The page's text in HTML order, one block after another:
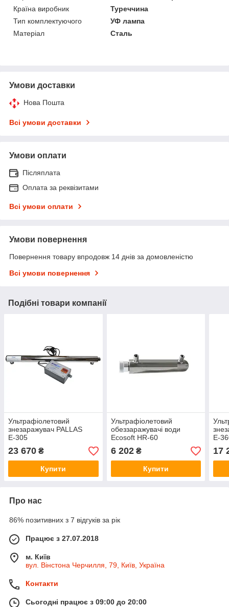
Країна виробник
Туреччина
Тип комплектуючого
УФ лампа
Матеріал
Сталь
Умови доставки
Нова Пошта
Всі умови доставки
Умови оплати
Післяплата
Оплата за реквізитами
Всі умови оплати
Умови повернення
Повернення товару впродовж 14 днів за домовленістю
Всі умови повернення
Подібні товари компанії
Ультрафіолетовий
знезаражувач PALLAS
Е-305
23 670 ₴
Купити
Ультрафіолетовий
обеззаражувачі води
Ecosoft HR-60
6 202₴
Купити
E-
17
Про нас
86% позитивних з 7 відгуків за рік
Працює з 27.07.2018
м. Київ
вул. Вінстона Черчилля, 79, Київ, Україна
Контакти
Сьогодні працює з 09:00 до 20:00